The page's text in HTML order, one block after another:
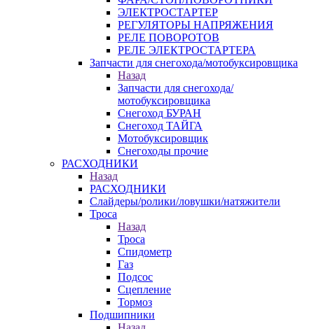
ЭЛЕКТРОСТАРТЕР
РЕГУЛЯТОРЫ НАПРЯЖЕНИЯ
РЕЛЕ ПОВОРОТОВ
РЕЛЕ ЭЛЕКТРОСТАРТЕРА
Запчасти для снегохода/мотобуксировщика
Назад
Запчасти для снегохода/
мотобуксировщика
Снегоход БУРАН
Снегоход ТАЙГА
Мотобуксировщик
Снегоходы прочие
РАСХОДНИКИ
Назад
РАСХОДНИКИ
Слайдеры/ролики/ловушки/натяжители
Троса
Назад
Троса
Спидометр
Газ
Подсос
Сцепление
Тормоз
Подшипники